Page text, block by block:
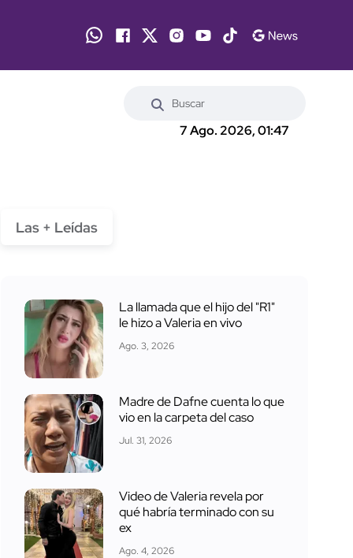
7 Ago. 2026, 01:47
Las + Leídas
La llamada que el hijo del "R1"
le hizo a Valeria en vivo
Ago. 3, 2026
Madre de Dafne cuenta lo que
vio en la carpeta del caso
Jul. 31, 2026
Video de Valeria revela por
qué habría terminado con su
ex
Ago. 4, 2026